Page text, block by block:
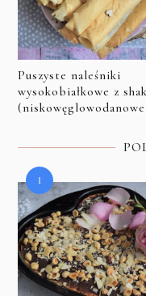
Puszyste naleśniki
wysokobiałkowe z